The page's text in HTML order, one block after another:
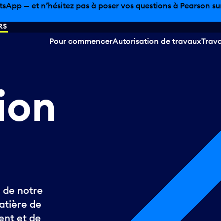
— et n’hésitez pas à poser vos questions à Pearson
Pour commencerAutorisation de travaux
de notre
de
et de